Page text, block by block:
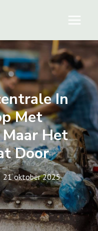
In
Met
Het
Door
21 oktober 2025